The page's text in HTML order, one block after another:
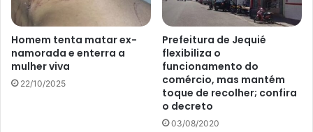
Homem tenta matar ex-
namorada e enterra a
mulher viva
22/10/2025
Prefeitura de Jequié
flexibiliza o
funcionamento do
comércio, mas mantém
toque de recolher; confira
o decreto
03/08/2020